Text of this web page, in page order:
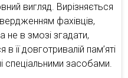
вигляд. Вирізняється
фахівців,
не в змозі згадати,
її довготривалій пам’яті
спеціальними засобами.